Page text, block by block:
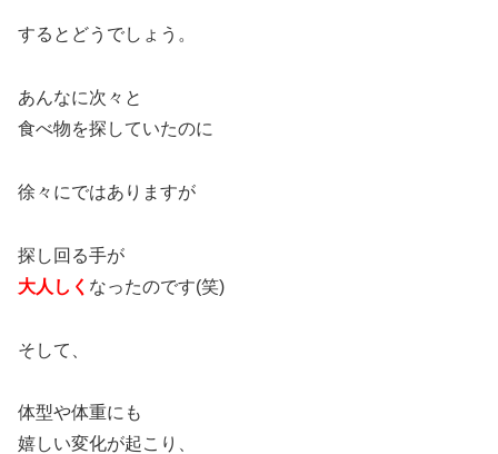
するとどうでしょう。
あんなに次々と
食べ物を探していたのに
徐々にではありますが
探し回る手が
大人しく なったのです(笑)
そして、
体型や体重にも
嬉しい変化が起こり、